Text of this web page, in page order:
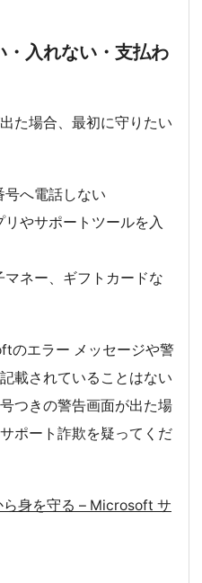
入れない・支払わ
た場合、最初に守りたい
へ電話しない
やサポートツールを入
ネー、ギフトカードな
のエラー メッセージや警
載されていることはない
つきの警告画面が出た場
ポート詐欺を疑ってくだ
身を守る – Microsoft サ